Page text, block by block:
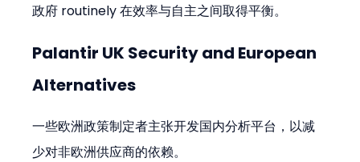
政府 routinely 在效率与自主之间取得平衡。
Palantir UK Security and European
Alternatives
一些欧洲政策制定者主张开发国内分析平台，以减
少对非欧洲供应商的依赖。